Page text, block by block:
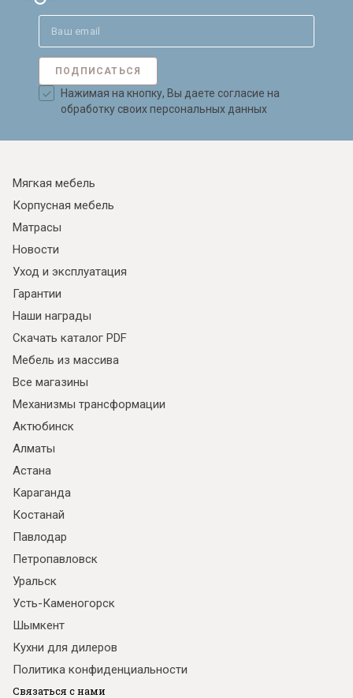
ПОДПИСАТЬСЯ
Нажимая на кнопку, Вы даете согласие на
обработку своих персональных данных
Мягкая мебель
Корпусная мебель
Матрасы
Новости
Уход и эксплуатация
Гарантии
Наши награды
Скачать каталог PDF
Мебель из массива
Все магазины
Механизмы трансформации
Актюбинск
Алматы
Астана
Караганда
Костанай
Павлодар
Петропавловск
Уральск
Усть-Каменогорск
Шымкент
Кухни для дилеров
Политика конфиденциальности
Связаться с нами